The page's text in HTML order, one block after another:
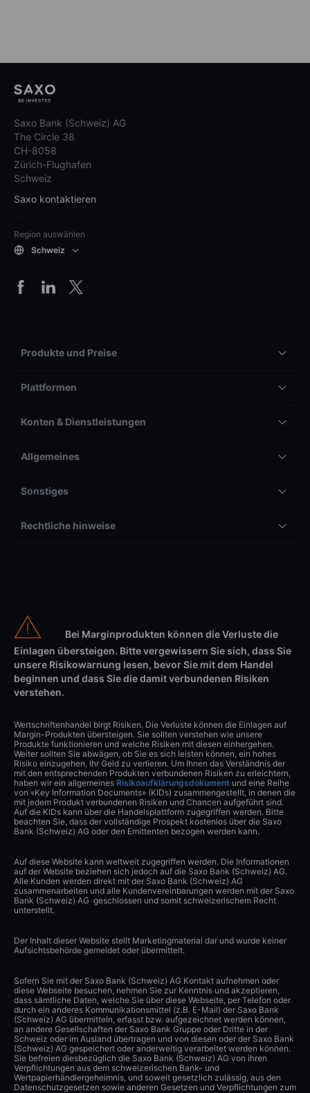
Saxo Bank (Schweiz) AG
The Circle 38
CH-8058
Zürich-Flughafen
Schweiz
Saxo kontaktieren
Region auswählen
Schweiz
Produkte und Preise
Plattformen
Konten & Dienstleistungen
Allgemeines
Sonstiges
Rechtliche hinweise
Bei Marginprodukten können die Verluste die
Einlagen übersteigen. Bitte vergewissern Sie sich, dass Sie
unsere Risikowarnung lesen, bevor Sie mit dem Handel
beginnen und dass Sie die damit verbundenen Risiken
verstehen.
Wertschriftenhandel birgt Risiken. Die Verluste können die Einlagen auf
Margin-Produkten übersteigen. Sie sollten verstehen wie unsere
Produkte funktionieren und welche Risiken mit diesen einhergehen.
Weiter sollten Sie abwägen, ob Sie es sich leisten können, ein hohes
Risiko einzugehen, Ihr Geld zu verlieren. Um Ihnen das Verständnis der
mit den entsprechenden Produkten verbundenen Risiken zu erleichtern,
haben wir ein allgemeines Risikoaufklärungsdokument und eine Reihe
von «Key Information Documents» (KIDs) zusammengestellt, in denen die
mit jedem Produkt verbundenen Risiken und Chancen aufgeführt sind.
Auf die KIDs kann über die Handelsplattform zugegriffen werden. Bitte
beachten Sie, dass der vollständige Prospekt kostenlos über die Saxo
Bank (Schweiz) AG oder den Emittenten bezogen werden kann.
Auf diese Website kann weltweit zugegriffen werden. Die Informationen
auf der Website beziehen sich jedoch auf die Saxo Bank (Schweiz) AG.
Alle Kunden werden direkt mit der Saxo Bank (Schweiz) AG
zusammenarbeiten und alle Kundenvereinbarungen werden mit der Saxo
Bank (Schweiz) AG geschlossen und somit schweizerischem Recht
unterstellt.
Der Inhalt dieser Website stellt Marketingmaterial dar und wurde keiner
Aufsichtsbehörde gemeldet oder übermittelt.
Sofern Sie mit der Saxo Bank (Schweiz) AG Kontakt aufnehmen oder
diese Webseite besuchen, nehmen Sie zur Kenntnis und akzeptieren,
dass sämtliche Daten, welche Sie über diese Webseite, per Telefon oder
durch ein anderes Kommunikationsmittel (z.B. E-Mail) der Saxo Bank
(Schweiz) AG übermitteln, erfasst bzw. aufgezeichnet werden können,
an andere Gesellschaften der Saxo Bank Gruppe oder Dritte in der
Schweiz oder im Ausland übertragen und von diesen oder der Saxo Bank
(Schweiz) AG gespeichert oder anderweitig verarbeitet werden können.
Sie befreien diesbezüglich die Saxo Bank (Schweiz) AG von ihren
Verpflichtungen aus dem schweizerischen Bank- und
Wertpapierhändlergeheimnis, und soweit gesetzlich zulässig, aus den
Datenschutzgesetzen sowie anderen Gesetzen und Verpflichtungen zum